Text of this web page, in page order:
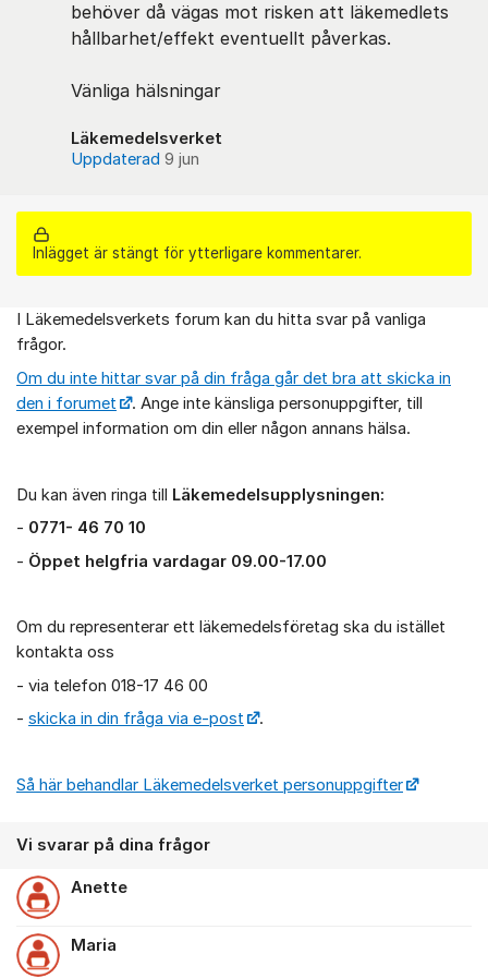
behöver då vägas mot risken att läkemedlets
hållbarhet/effekt eventuellt påverkas.
Vänliga hälsningar
Läkemedelsverket
Uppdaterad 9 jun
Inlägget är stängt för ytterligare kommentarer.
Om forumet
I Läkemedelsverkets forum kan du hitta svar på vanliga
frågor.
Om du inte hittar svar på din fråga går det bra att skicka in
den i forumet
. Ange inte känsliga personuppgifter, till
exempel information om din eller någon annans hälsa.
Du kan även ringa till Läkemedelsupplysningen:
- 0771- 46 70 10
- Öppet helgfria vardagar 09.00-17.00
Om du representerar ett läkemedelsföretag ska du istället
kontakta oss
- via telefon 018-17 46 00
- skicka in din fråga via e-post .
Så här behandlar Läkemedelsverket personuppgifter
Vi svarar på dina frågor
Anette
Maria